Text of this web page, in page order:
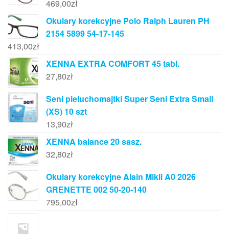
469,00zł
Okulary korekcyjne Polo Ralph Lauren PH
2154 5899 54-17-145
413,00zł
XENNA EXTRA COMFORT 45 tabl.
27,80zł
Seni pieluchomajtki Super Seni Extra Small
(XS) 10 szt
13,90zł
XENNA balance 20 sasz.
32,80zł
Okulary korekcyjne Alain Mikli A0 2026
GRENETTE 002 50-20-140
795,00zł